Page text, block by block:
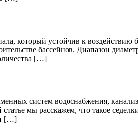
который устойчив к воздействию
бассейнов. Диапазон
[…]
систем водоснабжения,
мы расскажем, что такое
[…]